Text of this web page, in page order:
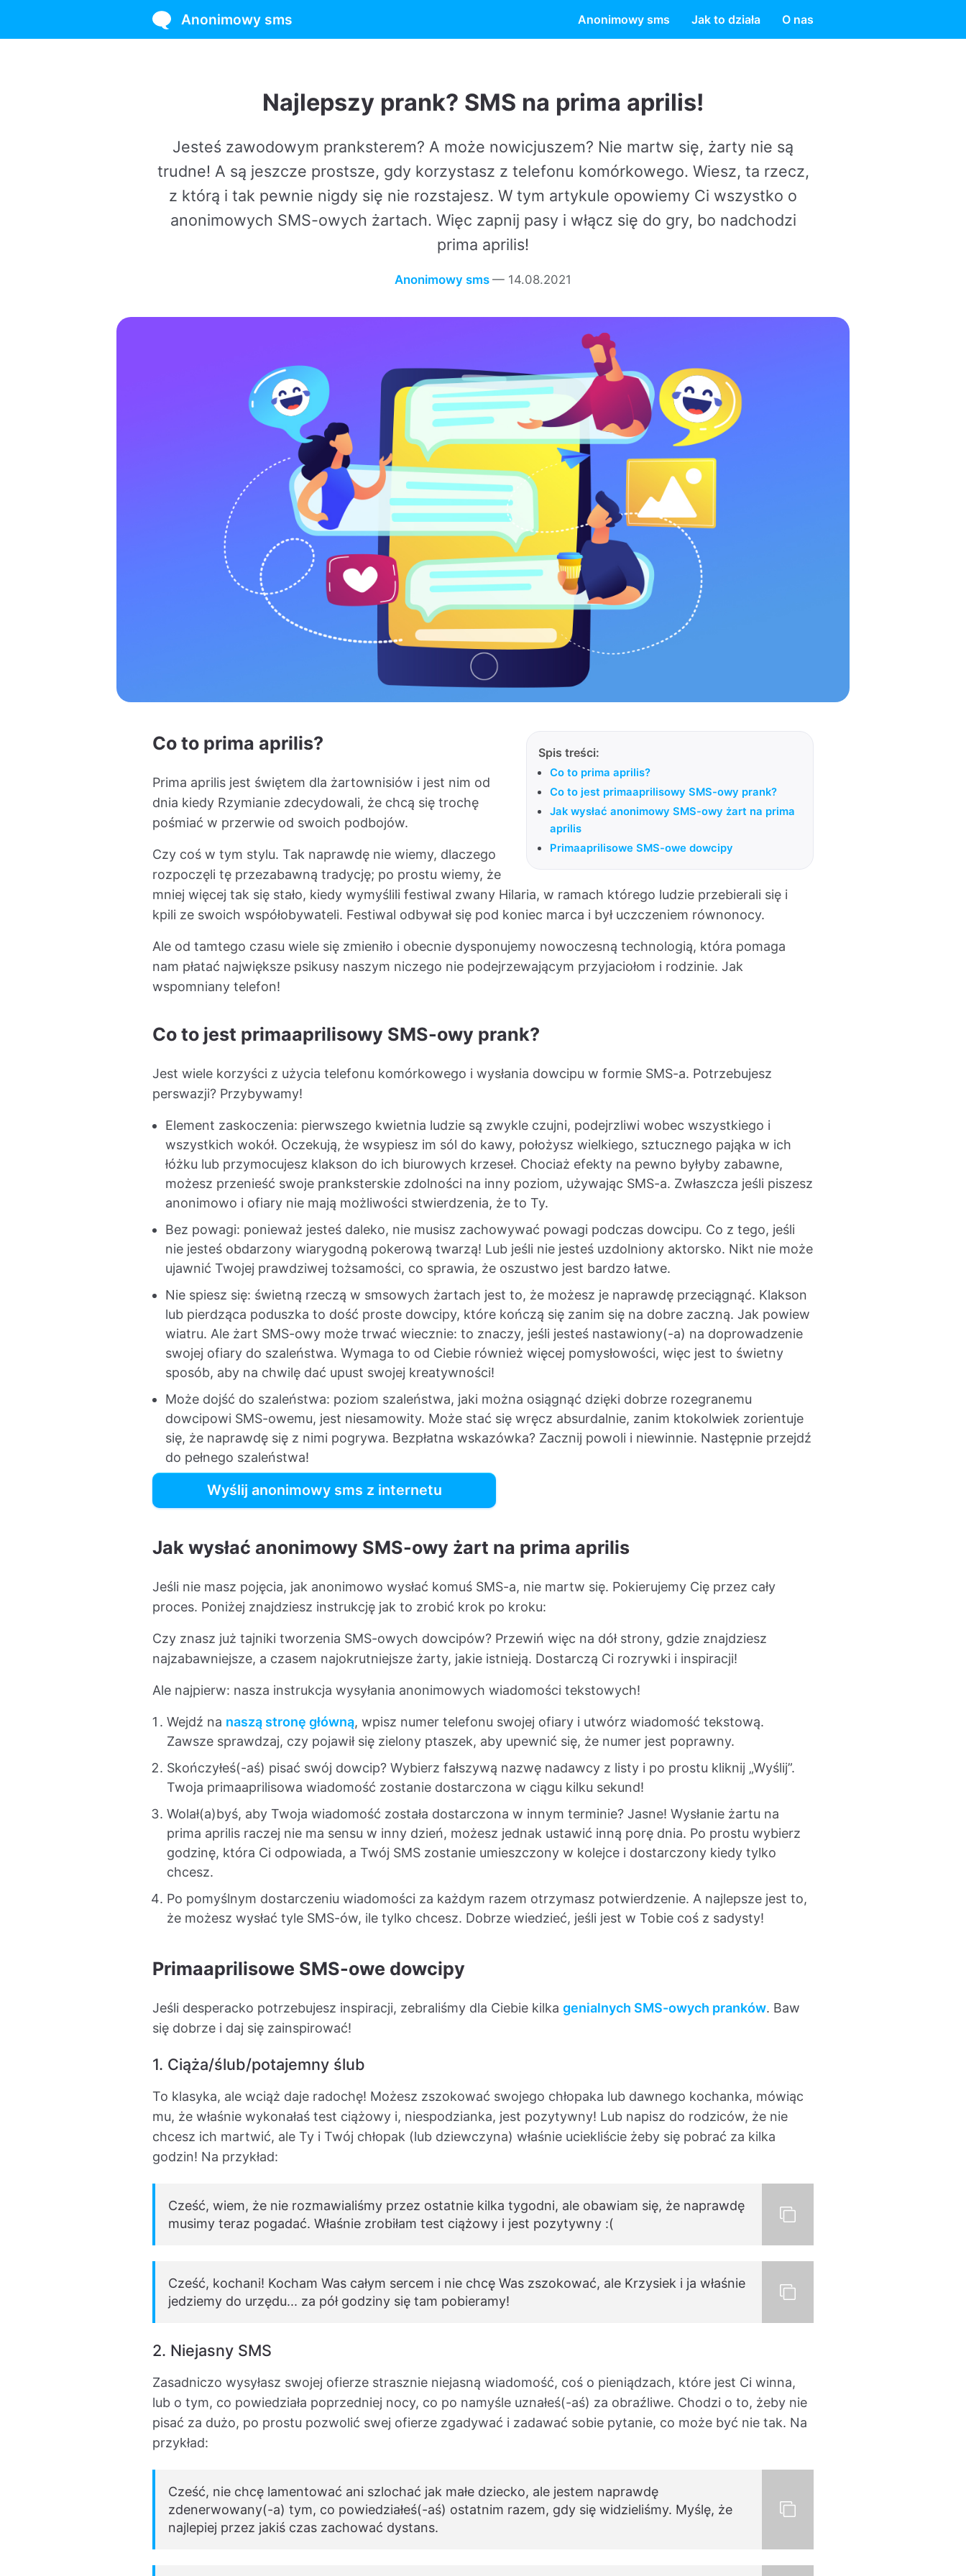
Anonimowy sms Anonimowy sms Jak to działa O nas
trudne! A są jeszcze prostsze, gdy korzystasz z telefonu komórkowego. Wiesz, ta rzecz,
z którą i tak pewnie nigdy się nie rozstajesz. W tym artykule opowiemy Ci wszystko o
anonimowych SMS-owych żartach. Więc zapnij pasy i włącz się do gry, bo nadchodzi
prima aprilis!
Anonimowy sms 14.08.2021
Spis treści:
Co to prima aprilis?
Co to jest primaaprilisowy SMS-owy prank?
Jak wysłać anonimowy SMS-owy żart na prima
aprilis
Primaaprilisowe SMS-owe dowcipy
Co to prima aprilis?
Prima aprilis jest świętem dla żartownisiów i jest nim od
dnia kiedy Rzymianie zdecydowali, że chcą się trochę
pośmiać w przerwie od swoich podbojów.
Czy coś w tym stylu. Tak naprawdę nie wiemy, dlaczego
rozpoczęli tę przezabawną tradycję; po prostu wiemy, że
mniej więcej tak się stało, kiedy wymyślili festiwal zwany Hilaria, w ramach którego ludzie przebierali się i
kpili ze swoich współobywateli. Festiwal odbywał się pod koniec marca i był uczczeniem równonocy.
Ale od tamtego czasu wiele się zmieniło i obecnie dysponujemy nowoczesną technologią, która pomaga
nam płatać największe psikusy naszym niczego nie podejrzewającym przyjaciołom i rodzinie. Jak
wspomniany telefon!
Co to jest primaaprilisowy SMS-owy prank?
Jest wiele korzyści z użycia telefonu komórkowego i wysłania dowcipu w formie SMS-a. Potrzebujesz
perswazji? Przybywamy!
Element zaskoczenia: pierwszego kwietnia ludzie są zwykle czujni, podejrzliwi wobec wszystkiego i
wszystkich wokół. Oczekują, że wsypiesz im sól do kawy, położysz wielkiego, sztucznego pająka w ich
łóżku lub przymocujesz klakson do ich biurowych krzeseł. Chociaż efekty na pewno byłyby zabawne,
możesz przenieść swoje pranksterskie zdolności na inny poziom, używając SMS-a. Zwłaszcza jeśli piszesz
anonimowo i ofiary nie mają możliwości stwierdzenia, że to Ty.
Bez powagi: ponieważ jesteś daleko, nie musisz zachowywać powagi podczas dowcipu. Co z tego, jeśli
nie jesteś obdarzony wiarygodną pokerową twarzą! Lub jeśli nie jesteś uzdolniony aktorsko. Nikt nie może
ujawnić Twojej prawdziwej tożsamości, co sprawia, że oszustwo jest bardzo łatwe.
Nie spiesz się: świetną rzeczą w smsowych żartach jest to, że możesz je naprawdę przeciągnąć. Klakson
lub pierdząca poduszka to dość proste dowcipy, które kończą się zanim się na dobre zaczną. Jak powiew
wiatru. Ale żart SMS-owy może trwać wiecznie: to znaczy, jeśli jesteś nastawiony(-a) na doprowadzenie
swojej ofiary do szaleństwa. Wymaga to od Ciebie również więcej pomysłowości, więc jest to świetny
sposób, aby na chwilę dać upust swojej kreatywności!
Może dojść do szaleństwa: poziom szaleństwa, jaki można osiągnąć dzięki dobrze rozegranemu
dowcipowi SMS-owemu, jest niesamowity. Może stać się wręcz absurdalnie, zanim ktokolwiek zorientuje
się, że naprawdę się z nimi pogrywa. Bezpłatna wskazówka? Zacznij powoli i niewinnie. Następnie przejdź
do pełnego szaleństwa!
Wyślij anonimowy sms z internetu
Jak wysłać anonimowy SMS-owy żart na prima aprilis
Jeśli nie masz pojęcia, jak anonimowo wysłać komuś SMS-a, nie martw się. Pokierujemy Cię przez cały
proces. Poniżej znajdziesz instrukcję jak to zrobić krok po kroku:
Czy znasz już tajniki tworzenia SMS-owych dowcipów? Przewiń więc na dół strony, gdzie znajdziesz
najzabawniejsze, a czasem najokrutniejsze żarty, jakie istnieją. Dostarczą Ci rozrywki i inspiracji!
Ale najpierw: nasza instrukcja wysyłania anonimowych wiadomości tekstowych!
Wejdź na naszą stronę główną, wpisz numer telefonu swojej ofiary i utwórz wiadomość tekstową.
Zawsze sprawdzaj, czy pojawił się zielony ptaszek, aby upewnić się, że numer jest poprawny.
Skończyłeś(-aś) pisać swój dowcip? Wybierz fałszywą nazwę nadawcy z listy i po prostu kliknij „Wyślij”.
Twoja primaaprilisowa wiadomość zostanie dostarczona w ciągu kilku sekund!
Wolał(a)byś, aby Twoja wiadomość została dostarczona w innym terminie? Jasne! Wysłanie żartu na
prima aprilis raczej nie ma sensu w inny dzień, możesz jednak ustawić inną porę dnia. Po prostu wybierz
godzinę, która Ci odpowiada, a Twój SMS zostanie umieszczony w kolejce i dostarczony kiedy tylko
chcesz.
Po pomyślnym dostarczeniu wiadomości za każdym razem otrzymasz potwierdzenie. A najlepsze jest to,
że możesz wysłać tyle SMS-ów, ile tylko chcesz. Dobrze wiedzieć, jeśli jest w Tobie coś z sadysty!
Primaaprilisowe SMS-owe dowcipy
Jeśli desperacko potrzebujesz inspiracji, zebraliśmy dla Ciebie kilka genialnych SMS-owych pranków. Baw
się dobrze i daj się zainspirować!
1. Ciąża/ślub/potajemny ślub
To klasyka, ale wciąż daje radochę! Możesz zszokować swojego chłopaka lub dawnego kochanka, mówiąc
mu, że właśnie wykonałaś test ciążowy i, niespodzianka, jest pozytywny! Lub napisz do rodziców, że nie
chcesz ich martwić, ale Ty i Twój chłopak (lub dziewczyna) właśnie uciekliście żeby się pobrać za kilka
godzin! Na przykład:
Cześć, wiem, że nie rozmawialiśmy przez ostatnie kilka tygodni, ale obawiam się, że naprawdę
musimy teraz pogadać. Właśnie zrobiłam test ciążowy i jest pozytywny :(
Cześć, kochani! Kocham Was całym sercem i nie chcę Was zszokować, ale Krzysiek i ja właśnie
jedziemy do urzędu... za pół godziny się tam pobieramy!
2. Niejasny SMS
Zasadniczo wysyłasz swojej ofierze strasznie niejasną wiadomość, coś o pieniądzach, które jest Ci winna,
lub o tym, co powiedziała poprzedniej nocy, co po namyśle uznałeś(-aś) za obraźliwe. Chodzi o to, żeby nie
pisać za dużo, po prostu pozwolić swej ofierze zgadywać i zadawać sobie pytanie, co może być nie tak. Na
przykład:
Cześć, nie chcę lamentować ani szlochać jak małe dziecko, ale jestem naprawdę
zdenerwowany(-a) tym, co powiedziałeś(-aś) ostatnim razem, gdy się widzieliśmy. Myślę, że
najlepiej przez jakiś czas zachować dystans.